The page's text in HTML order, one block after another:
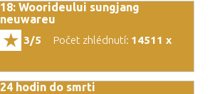
18: Woorideului sungjang
neuwareu
3/5 Počet zhlédnutí: 14511 x
24 hodin do smrti